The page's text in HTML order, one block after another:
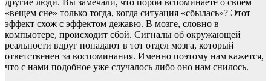
другие люди. Вы замечали, что порой вспоминаете о своем
«вещем сне» только тогда, когда ситуация «сбылась»? Этот
эффект схож с эффектом дежавю. В мозге, словно в
компьютере, происходит сбой. Сигналы об окружающей
реальности вдруг попадают в тот отдел мозга, который
ответственен за воспоминания. Именно поэтому нам кажется,
что с нами подобное уже случалось либо оно нам снилось.